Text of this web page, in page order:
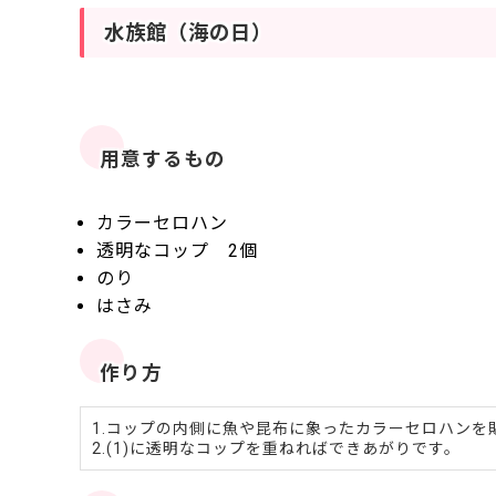
水族館（海の日）
用意するもの
カラーセロハン
透明なコップ 2個
のり
はさみ
作り方
1.コップの内側に魚や昆布に象ったカラーセロハンを
2.(1)に透明なコップを重ねればできあがりです。